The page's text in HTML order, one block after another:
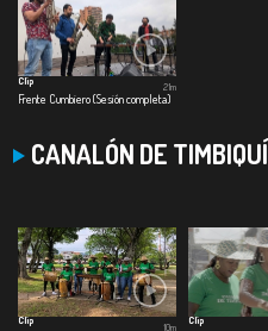
Clip
Frente Cumbiero (Sesión completa)
21m
CANALÓN DE TIMBIQUÍ
Clip
10m
Clip